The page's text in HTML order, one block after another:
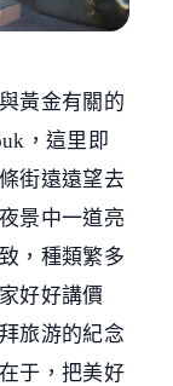
黃金有關的
，這里即
街遠遠望去
景中一道亮
，種類繁多
好好講價
旅游的紀念
于，把美好